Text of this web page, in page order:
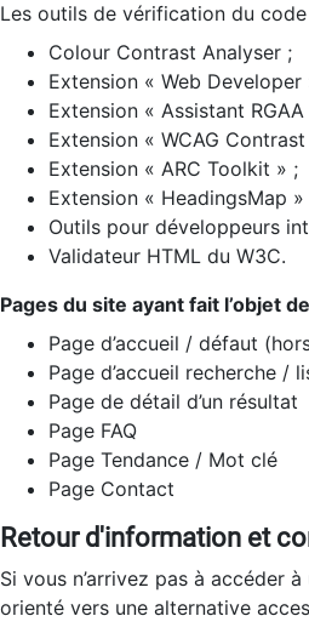
Les outils de vérification du
Colour Contrast Analyser ;
Extension « Web Developer
Extension « Assistant RGAA
Extension « WCAG
Extension « ARC Toolkit » ;
Extension « HeadingsMap »
Outils pour développeurs
Validateur HTML du W3C.
Pages du site ayant fait l’objet
Page d’accueil / défaut
Page d’accueil recherche /
Page de détail d’un résultat
Page FAQ
Page Tendance / Mot clé
Page Contact
Retour d'information et
Si vous n’arrivez pas à accéder
orienté vers une alternative